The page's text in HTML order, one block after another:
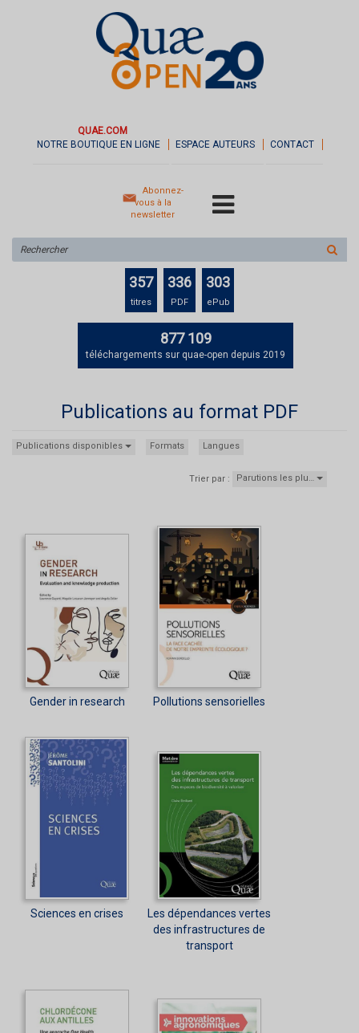
QUAE.COM
NOTRE BOUTIQUE EN LIGNE
ESPACE AUTEURS CONTACT
Abonnez-
vous à la
newsletter
sur
le
357
titres
336
PDF
303
ePub
877 109
téléchargements sur quae-open depuis 2019
Publications au format PDF
Publications disponibles Formats Langues
Trier par : Parutions les plu…
Gender in research Pollutions sensorielles
Sciences en crises
Les dépendances vertes
des infrastructures de
transport